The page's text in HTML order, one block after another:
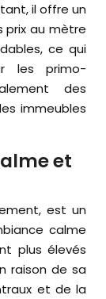
il offre un
prix au mètre
ce qui
les primo-
des
immeubles
et
est un
calme
plus élevés
raison de sa
et de la